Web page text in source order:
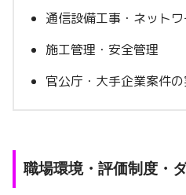
通信設備工事・ネット
施工管理・安全管理
官公庁・大手企業案件
職場環境・評価制度・